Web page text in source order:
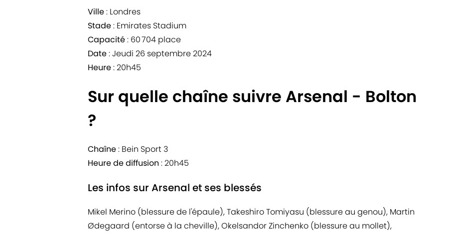
Ville: Londres
Stade: Emirates Stadium
Capacité: 60 704 place
Date: Jeudi 26 septembre 2024
Heure: 20h45
Sur quelle chaîne suivre Arsenal - Bolton
?
Chaîne: Bein Sport 3
Heure de diffusion : 20h45
Les infos sur Arsenal et ses blessés
Mikel Merino (blessure de l'épaule), Takeshiro Tomiyasu (blessure au genou), Martin
Ødegaard (entorse à la cheville), Okelsandor Zinchenko (blessure au mollet),